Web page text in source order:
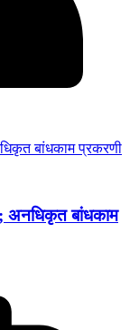
अनधिकृत बांधकाम